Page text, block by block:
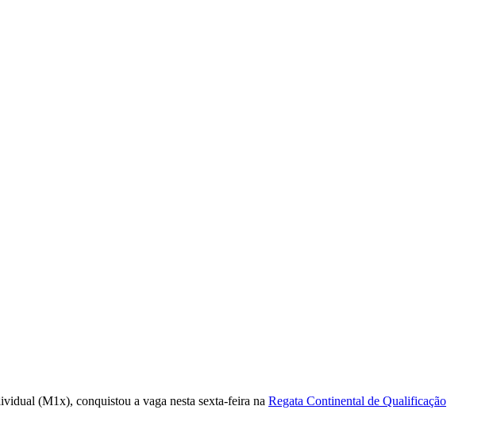
(M1x), conquistou a vaga nesta sexta-feira na Regata Continental de Qualificação